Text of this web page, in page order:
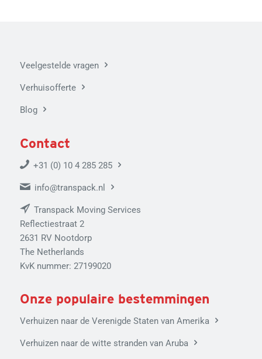
Veelgestelde vragen
Verhuisofferte
Blog
Contact
+31 (0) 10 4 285 285
info@transpack.nl
Transpack Moving Services
Reflectiestraat 2
2631 RV Nootdorp
The Netherlands
KvK nummer: 27199020
Onze populaire bestemmingen
Verhuizen naar de Verenigde Staten van Amerika
Verhuizen naar de witte stranden van Aruba